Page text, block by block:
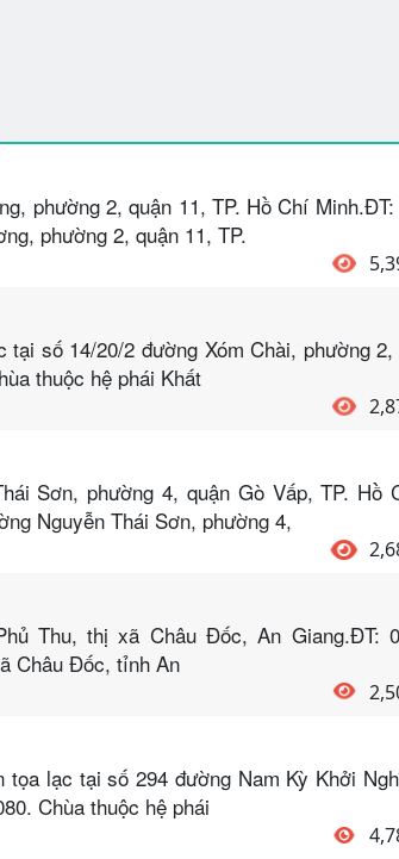
phường 2, quận 11, TP. Hồ Chí Minh.ĐT:
phường 2, quận 11, TP.
số 14/20/2 đường Xóm Chài, phường 2,
thuộc hệ phái Khất
Sơn, phường 4, quận Gò Vấp, TP. Hồ
Nguyễn Thái Sơn, phường 4,
Thu, thị xã Châu Đốc, An Giang.ĐT:
Châu Đốc, tỉnh An
lạc tại số 294 đường Nam Kỳ Khởi
Chùa thuộc hệ phái